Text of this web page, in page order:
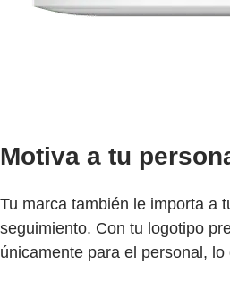
Motiva a tu
Tu marca también le importa a
seguimiento. Con tu logotipo
únicamente para el personal,